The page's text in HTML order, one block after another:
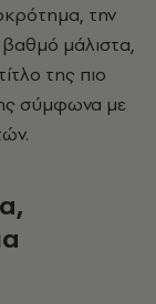
την
βαθμό μάλιστα,
της πιο
σύμφωνα με